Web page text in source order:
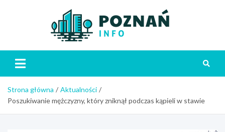
Strona główna
Aktualności
Poszukiwanie mężczyzny, który zniknął podczas kąpieli w stawie